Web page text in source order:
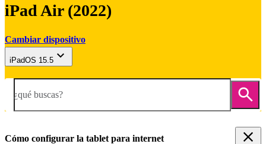
iPad Air (2022)
Cambiar dispositivo
iPadOS 15.5
¿qué buscas?
Cómo configurar la tablet para internet